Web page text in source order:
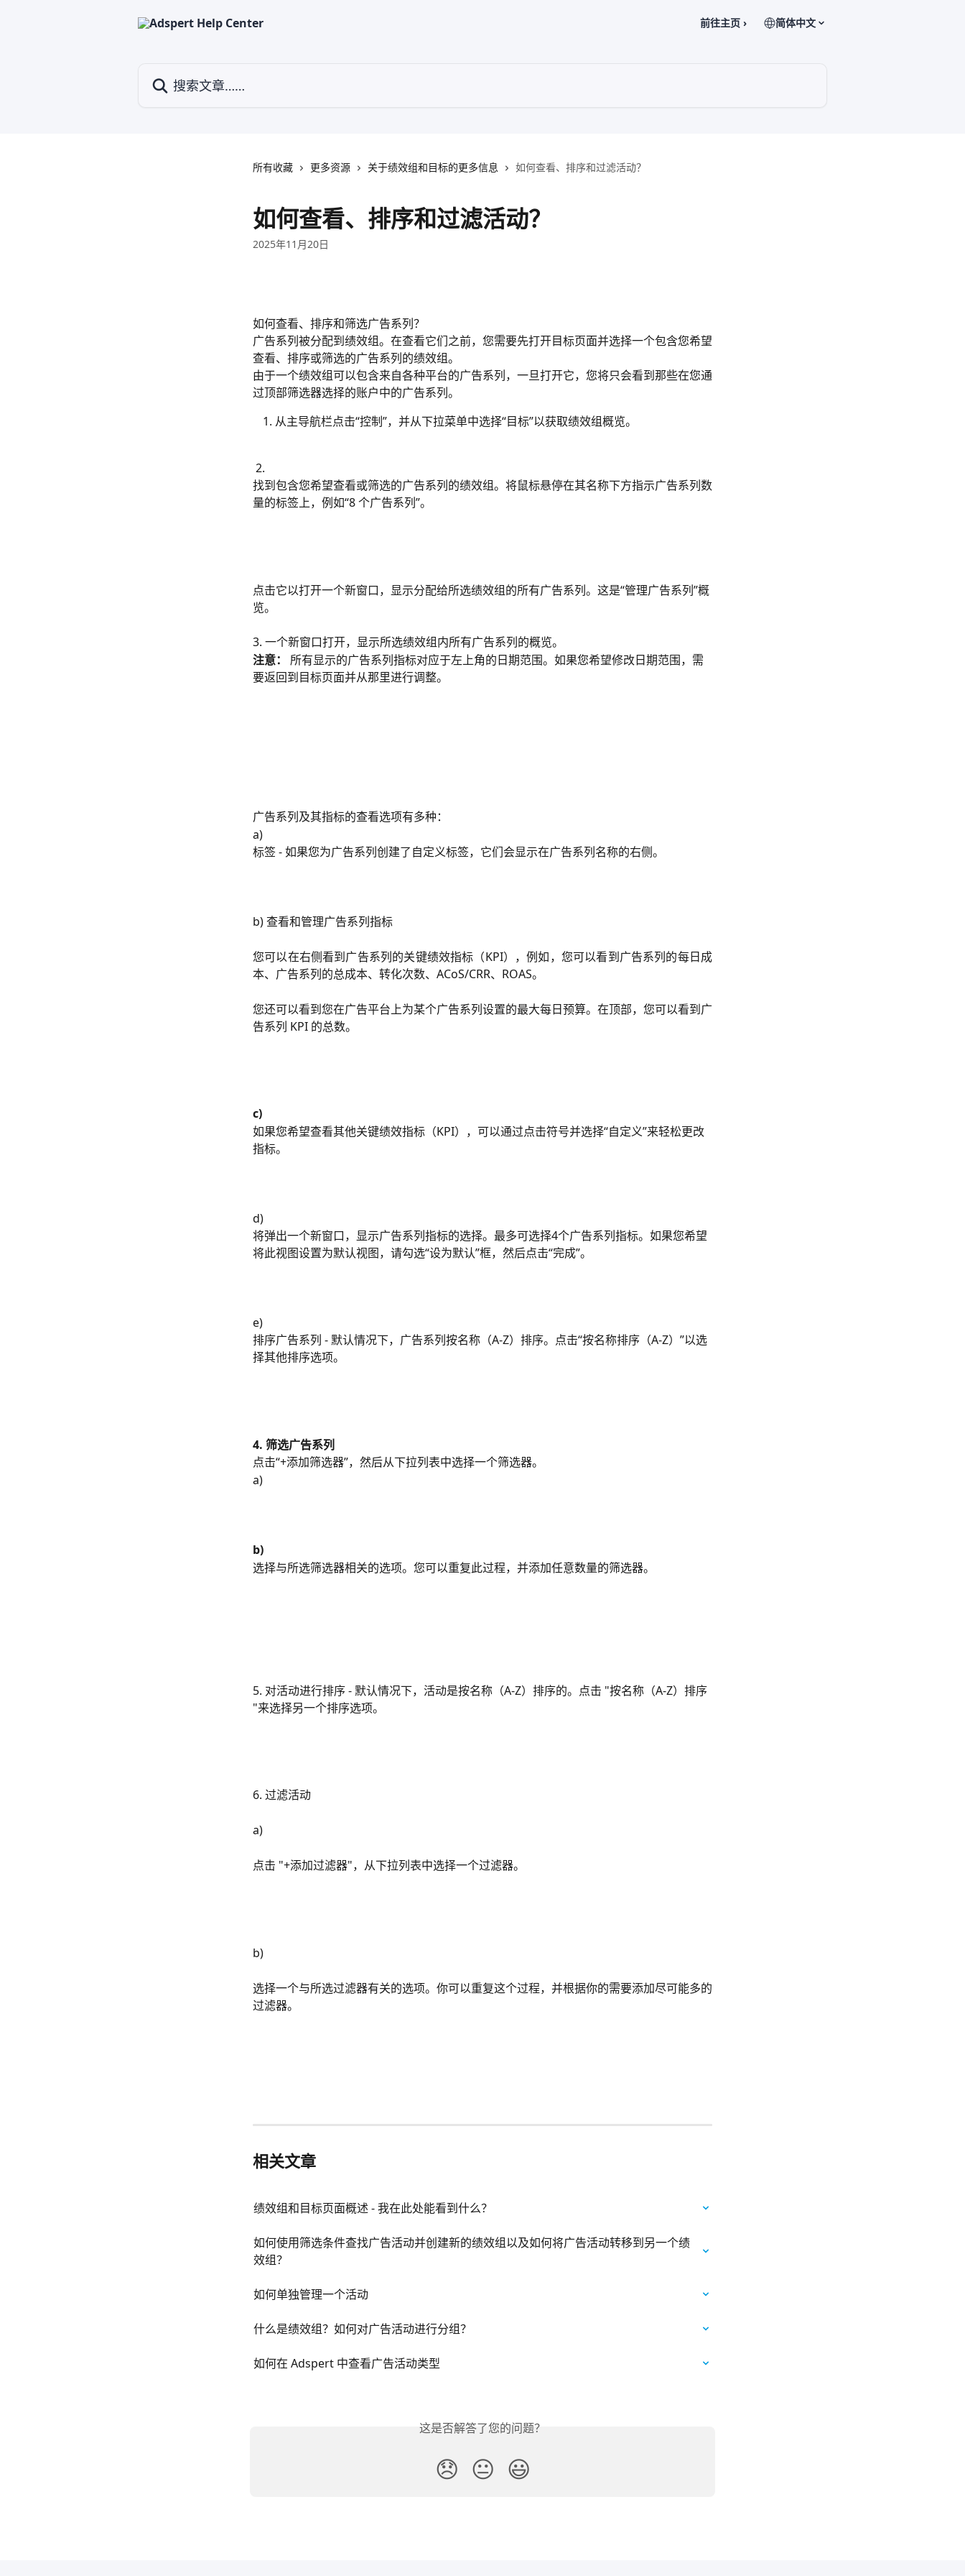
前往主页 › 简体中文
所有收藏 更多资源 关于绩效组和目标的更多信息 如何查看、排序和过滤活动？
如何查看、排序和过滤活动？
2025年11月20日
如何查看、排序和筛选广告系列？
广告系列被分配到绩效组。在查看它们之前，您需要先打开目标页面并选择一个包含您希望
查看、排序或筛选的广告系列的绩效组。
由于一个绩效组可以包含来自各种平台的广告系列，一旦打开它，您将只会看到那些在您通
过顶部筛选器选择的账户中的广告系列。
从主导航栏点击“控制”，并从下拉菜单中选择“目标”以获取绩效组概览。
2.
找到包含您希望查看或筛选的广告系列的绩效组。将鼠标悬停在其名称下方指示广告系列数
量的标签上，例如“8 个广告系列”。
点击它以打开一个新窗口，显示分配给所选绩效组的所有广告系列。这是“管理广告系列”概
览。
3. 一个新窗口打开，显示所选绩效组内所有广告系列的概览。
注意：
所有显示的广告系列指标对应于左上角的日期范围。如果您希望修改日期范围，需
要返回到目标页面并从那里进行调整。
广告系列及其指标的查看选项有多种：
a)
标签 - 如果您为广告系列创建了自定义标签，它们会显示在广告系列名称的右侧。
b) 查看和管理广告系列指标
您可以在右侧看到广告系列的关键绩效指标（KPI），例如，您可以看到广告系列的每日成
本、广告系列的总成本、转化次数、ACoS/CRR、ROAS。
您还可以看到您在广告平台上为某个广告系列设置的最大每日预算。在顶部，您可以看到广
告系列 KPI 的总数。
c)
如果您希望查看其他关键绩效指标（KPI），可以通过点击符号并选择“自定义”来轻松更改
指标。
d)
将弹出一个新窗口，显示广告系列指标的选择。最多可选择4个广告系列指标。如果您希望
将此视图设置为默认视图，请勾选“设为默认”框，然后点击“完成”。
e)
排序广告系列 - 默认情况下，广告系列按名称（A-Z）排序。点击“按名称排序（A-Z）”以选
择其他排序选项。
4. 筛选广告系列
点击“+添加筛选器”，然后从下拉列表中选择一个筛选器。
a)
b)
选择与所选筛选器相关的选项。您可以重复此过程，并添加任意数量的筛选器。
5. 对活动进行排序 - 默认情况下，活动是按名称（A-Z）排序的。点击 "按名称（A-Z）排序
"来选择另一个排序选项。
6. 过滤活动
a)
点击 "+添加过滤器"，从下拉列表中选择一个过滤器。
b)
选择一个与所选过滤器有关的选项。你可以重复这个过程，并根据你的需要添加尽可能多的
过滤器。
相关文章
绩效组和目标页面概述 - 我在此处能看到什么？
如何使用筛选条件查找广告活动并创建新的绩效组以及如何将广告活动转移到另一个绩
效组？
如何单独管理一个活动
什么是绩效组？如何对广告活动进行分组？
如何在 Adspert 中查看广告活动类型
这是否解答了您的问题？
😞 😐 😃